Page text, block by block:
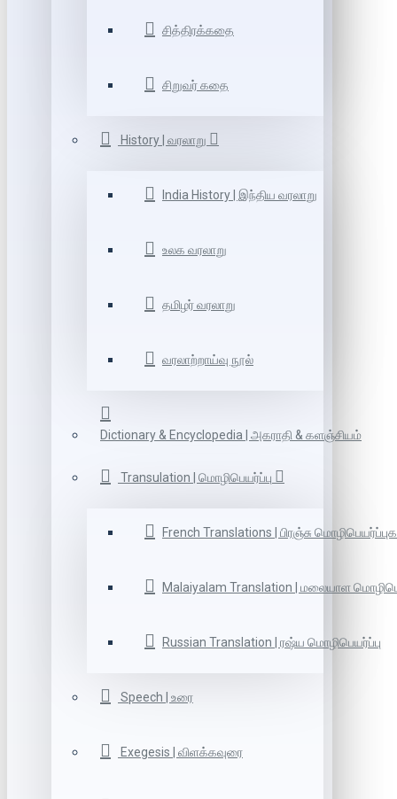
சித்திரக்கதை
சிறுவர் கதை
History | வரலாறு
India History | இந்திய வரலாறு
உலக வரலாறு
தமிழர் வரலாறு
வரலாற்றாய்வு நூல்
Dictionary & Encyclopedia | அகராதி & களஞ்சியம்
Transulation | மொழிபெயர்ப்பு
French Translations | பிரஞ்சு
Malaiyalam Translation | மலையாள
Russian Translation | ரஷ்ய மொழிபெயர்ப்பு
Speech | உரை
Exegesis | விளக்கவுரை